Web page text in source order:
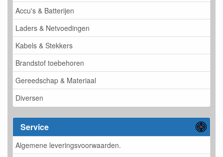
Accu's & Batterijen
Laders & Netvoedingen
Kabels & Stekkers
Brandstof toebehoren
Gereedschap & Materiaal
Diversen
Service
Algemene leveringsvoorwaarden.